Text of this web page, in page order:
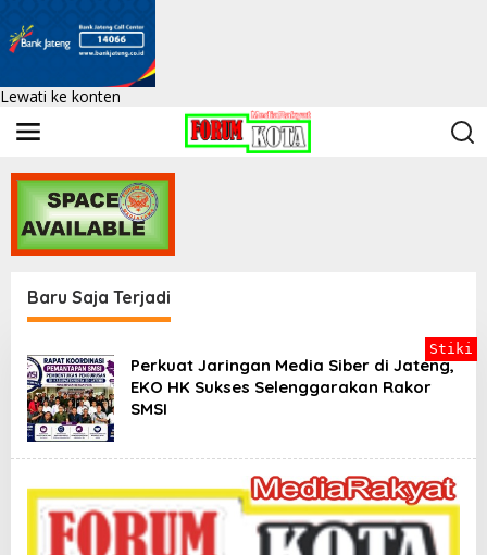
Lewati ke konten
Baru Saja Terjadi
o
r
k
o
t
e
a
Perkuat Jaringan Media Siber di Jateng,
EKO HK Sukses Selenggarakan Rakor
SMSI
Stiki